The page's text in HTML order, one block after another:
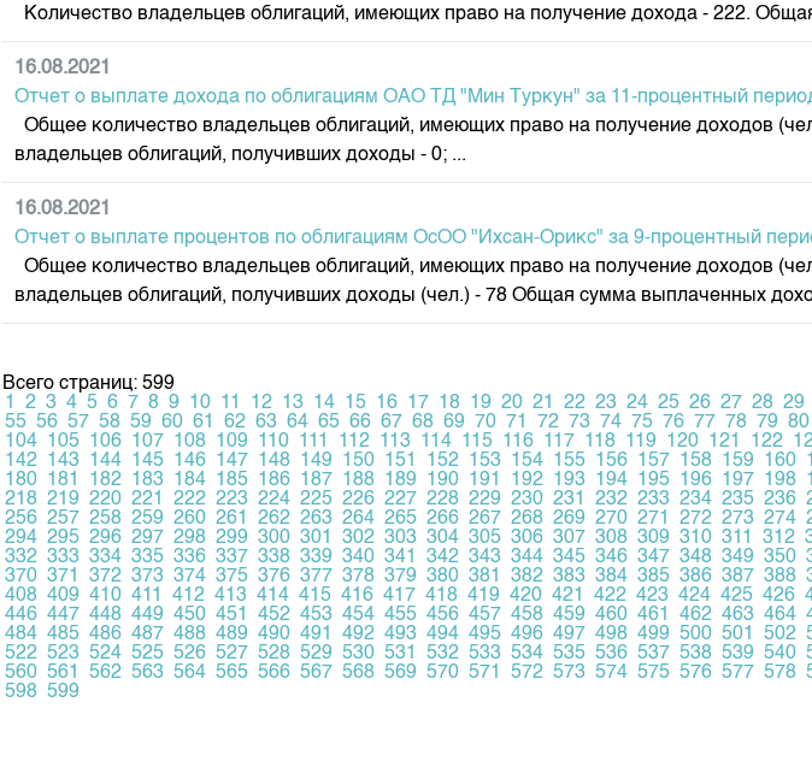
Количество владельцев облигаций, имеющих право на получение дохода - 222.
16.08.2021
Отчет о выплате дохода по облигациям ОАО ТД "Мин Туркун" за 11-процентный
Общее количество владельцев облигаций, имеющих право на получение доходов
владельцев облигаций, получивших доходы - 0; ...
16.08.2021
Отчет о выплате процентов по облигациям ОсОО "Ихсан-Орикс" за 9-процентный
Общее количество владельцев облигаций, имеющих право на получение
владельцев облигаций, получивших доходы (чел.) - 78 Общая сумма выплаченных
Всего страниц: 599
1
2 3 4 5 6 7 8 9 10 11 12 13 14 15 16 17 18 19 20 21 22 23 24 25 26 27 28 29
55 56 57 58 59 60 61 62 63 64 65 66 67 68 69 70 71 72 73 74 75 76 77 78 79 80
104 105 106 107 108 109 110 111 112 113 114 115 116 117 118 119 120 121 122
142 143 144 145 146 147 148 149 150 151 152 153 154 155 156 157 158 159 160
180 181 182 183 184 185 186 187 188 189 190 191 192 193 194 195 196 197 198
218 219 220 221 222 223 224 225 226 227 228 229 230 231 232 233 234 235 236
256 257 258 259 260 261 262 263 264 265 266 267 268 269 270 271 272 273 274
294 295 296 297 298 299 300 301 302 303 304 305 306 307 308 309 310 311 312
332 333 334 335 336 337 338 339 340 341 342 343 344 345 346 347 348 349 350
370 371 372 373 374 375 376 377 378 379 380 381 382 383 384 385 386 387 388
408 409 410 411 412 413 414 415 416 417 418 419 420 421 422 423 424 425 426
446 447 448 449 450 451 452 453 454 455 456 457 458 459 460 461 462 463 464
484 485 486 487 488 489 490 491 492 493 494 495 496 497 498 499 500 501 502
522 523 524 525 526 527 528 529 530 531 532 533 534 535 536 537 538 539 540
560 561 562 563 564 565 566 567 568 569 570 571 572 573 574 575 576 577 578
598 599